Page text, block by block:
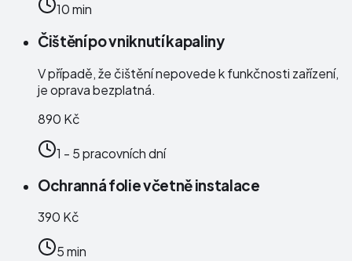
10 min
Čištění po vniknutí kapaliny
V případě, že čištění nepovede k funkčnosti zařízení,
je oprava bezplatná.
890 Kč
1 - 5 pracovních dní
Ochranná folie včetně instalace
390 Kč
5 min